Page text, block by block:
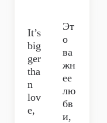
It’s
big
ger
tha
n
lov
e,
Эт
о
ва
жн
ее
лю
бв
и,